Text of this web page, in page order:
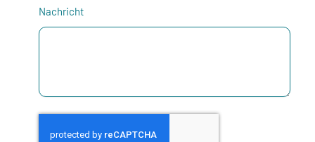
Nachricht